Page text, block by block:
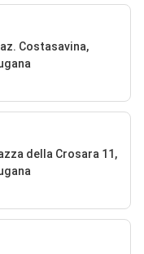
Costasavina,
della Crosara 11,